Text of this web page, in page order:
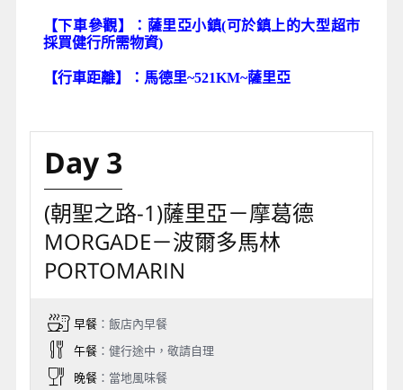
【下車參觀】：薩里亞小鎮(可於鎮上的大型超市
採買健行所需物資)
【行車距離】：馬德里~521KM~薩里亞
Day 3
(朝聖之路-1)薩里亞－摩葛德
MORGADE－波爾多馬林
PORTOMARIN
早餐：飯店內早餐
午餐：健行途中，敬請自理
晚餐：當地風味餐